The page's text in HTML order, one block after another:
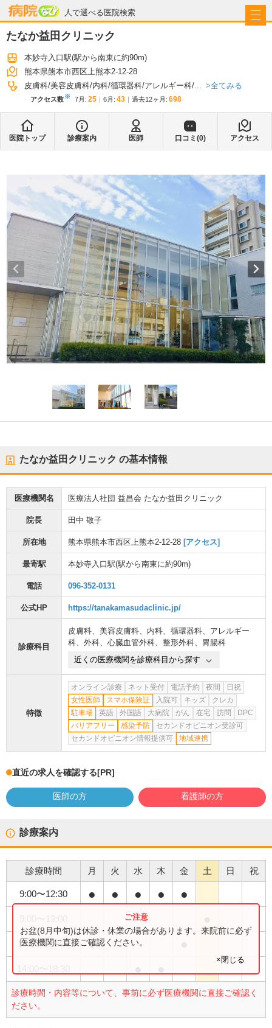
人で選べる医院検索
病院なび
たなか益田クリニック
本妙寺入口駅(駅から南東に約90m)
熊本県熊本市西区上熊本2-12-28
皮膚科 美容皮膚科 内科 循環器科 アレルギー科 ... 全てみる
アクセス数※ 7月 : 25 6月 : 43 過去12ヶ月: 698
医院トップ 診療案内 医師 口コミ(0) アクセス
たなか益田クリニック の基本情報
医療機関名 医療法人社団 益昌会 たなか益田クリニック
院長 田中 敬子
所在地 熊本県熊本市西区上熊本2-12-28 [アクセス]
最寄駅 本妙寺入口駅(駅から南東に約90m)
電話 096-352-0131
公式HP https://tanakamasudaclinic.jp/
診療科目
皮膚科、 美容皮膚科、 内科、 循環器科、 アレルギー
科、 外科、 心臓血管外科、 整形外科、 胃腸科
近くの医療機関を診療科目から探す
特徴
オンライン診療 ネット受付 電話予約 夜間
日祝
女性医師
スマホ保険証 入院可 キッズ
クレカ
駐車場
英語 外国語 大病院 がん 在宅 訪問
DPC
バリアフリー
感染予防
セカンドオピニオン受診可
セカンドオピニオン情報提供可
地域連携
直近の求人を確認する[PR]
医師の方 看護師の方
診療案内
診療時間 月 火 水 木 金 土 日 祝
9:00〜12:30 ● ● ● ● ●
14:00〜18:00 ●
診療時間・内容等について、事前に必ず医療機関に直接ご確認く
ださい。
お盆(8月中旬)は休診・休業の場合があります。来院前に必ず
医療機関に直接ご確認ください。
×閉じる